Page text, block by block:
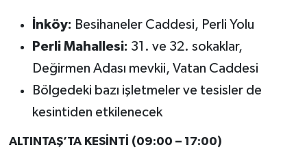
İnköy: Besihaneler Caddesi, Perli Yolu
Perli Mahallesi: 31. ve 32. sokaklar,
Değirmen Adası mevkii, Vatan Caddesi
Bölgedeki bazı işletmeler ve tesisler de
kesintiden etkilenecek
ALTINTAŞ’TA KESİNTİ (09:00 – 17:00)